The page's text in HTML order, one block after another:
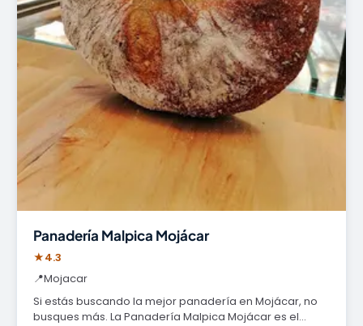
Panadería Malpica Mojácar
★4.3
📍Mojacar
Si estás buscando la mejor panadería en Mojácar, no
busques más. La Panadería Malpica Mojácar es el…